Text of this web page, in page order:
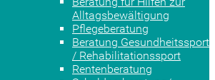
Alltagsbewältigung
Pflegeberatung
Beratung Gesundheitssport
/ Rehabilitationssport
Rentenberatung